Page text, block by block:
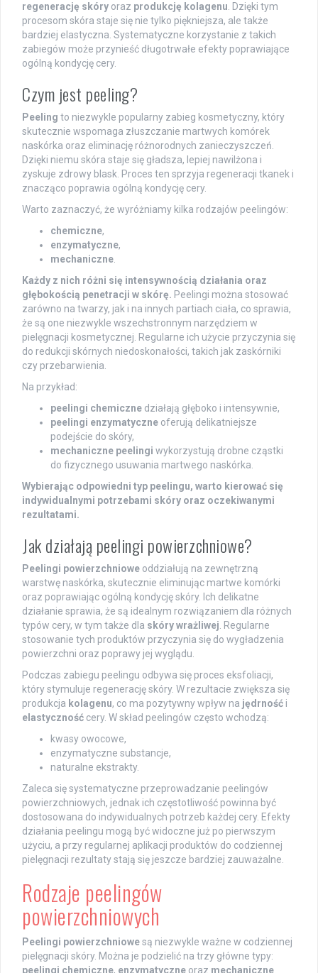
regenerację skóry oraz produkcję kolagenu . Dzięki tym
procesom skóra staje się nie tylko piękniejsza, ale także
bardziej elastyczna. Systematyczne korzystanie z takich
zabiegów może przynieść długotrwałe efekty poprawiające
ogólną kondycję cery.
Czym jest peeling?
Peeling to niezwykle popularny zabieg kosmetyczny, który
skutecznie wspomaga złuszczanie martwych komórek
naskórka oraz eliminację różnorodnych zanieczyszczeń.
Dzięki niemu skóra staje się gładsza, lepiej nawilżona i
zyskuje zdrowy blask. Proces ten sprzyja regeneracji tkanek i
znacząco poprawia ogólną kondycję cery.
Warto zaznaczyć, że wyróżniamy kilka rodzajów peelingów:
chemiczne,
enzymatyczne,
mechaniczne
Każdy z nich różni się intensywnością działania oraz
głębokością penetracji w skórę. Peelingi można stosować
zarówno na twarzy, jak i na innych partiach ciała, co sprawia,
że są one niezwykle wszechstronnym narzędziem w
pielęgnacji kosmetycznej. Regularne ich użycie przyczynia się
do redukcji skórnych niedoskonałości, takich jak zaskórniki
czy przebarwienia.
Na przykład:
peelingi chemiczne działają głęboko i intensywnie,
peelingi enzymatyczne oferują delikatniejsze
podejście do skóry,
mechaniczne peelingi wykorzystują drobne cząstki
do fizycznego usuwania martwego naskórka.
Wybierając odpowiedni typ peelingu, warto kierować się
indywidualnymi potrzebami skóry oraz oczekiwanymi
rezultatami.
Jak działają peelingi powierzchniowe?
Peelingi powierzchniowe oddziałują na zewnętrzną
warstwę naskórka, skutecznie eliminując martwe komórki
oraz poprawiając ogólną kondycję skóry. Ich delikatne
działanie sprawia, że są idealnym rozwiązaniem dla różnych
typów cery, w tym także dla skóry wrażliwej . Regularne
stosowanie tych produktów przyczynia się do wygładzenia
powierzchni oraz poprawy jej wyglądu.
Podczas zabiegu peelingu odbywa się proces eksfoliacji,
który stymuluje regenerację skóry. W rezultacie zwiększa się
produkcja kolagenu, co ma pozytywny wpływ na jędrność i
elastyczność cery. W skład peelingów często wchodzą:
kwasy owocowe,
enzymatyczne substancje,
naturalne ekstrakty.
Zaleca się systematyczne przeprowadzanie peelingów
powierzchniowych, jednak ich częstotliwość powinna być
dostosowana do indywidualnych potrzeb każdej cery. Efekty
działania peelingu mogą być widoczne już po pierwszym
użyciu, a przy regularnej aplikacji produktów do codziennej
pielęgnacji rezultaty stają się jeszcze bardziej zauważalne.
Rodzaje peelingów
powierzchniowych
Peelingi powierzchniowesą niezwykle ważne w codziennej
pielęgnacji skóry. Można je podzielić na trzy główne typy:
peelingi chemiczne, enzymatyczne oraz mechaniczne